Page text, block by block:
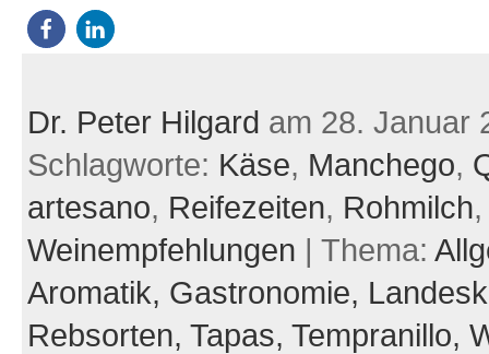
Dr. Peter Hilgard am 28. Januar
Schlagworte: Käse, Manchego,
artesano, Reifezeiten, Rohmilch,
Weinempfehlungen | Thema:
Aromatik, Gastronomie,
Rebsorten, Tapas, Tempranillo,